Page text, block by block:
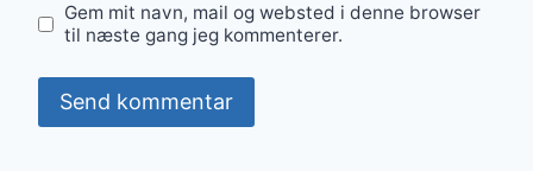
Gem mit navn, mail og websted i denne browser
til næste gang jeg kommenterer.